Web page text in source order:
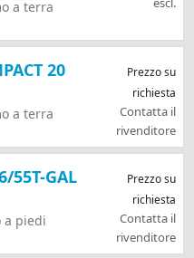
a terra
20
a terra
Prezzo su
richiesta
Contatta il
rivenditore
55T-GAL
a piedi
Prezzo su
richiesta
Contatta il
rivenditore